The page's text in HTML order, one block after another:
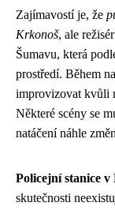
Zajímavostí je, že
Krkonoš, ale
Šumavu, která
prostředí. Během
improvizovat kvůli
Některé scény se
natáčení náhle
Policejní stanice
skutečnosti